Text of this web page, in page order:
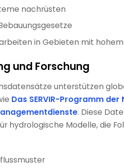
nachrüsten
in Gebieten mit hohem
und Forschung
unterstützen
Das SERVIR-Programm der
. Diese
hydrologische Modelle, die